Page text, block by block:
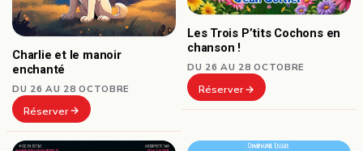
Charlie et le manoir
enchanté
DU 26 AU 28 OCTOBRE
Réserver
Les Trois P’tits Cochons en
chanson !
DU 26 AU 28 OCTOBRE
Réserver